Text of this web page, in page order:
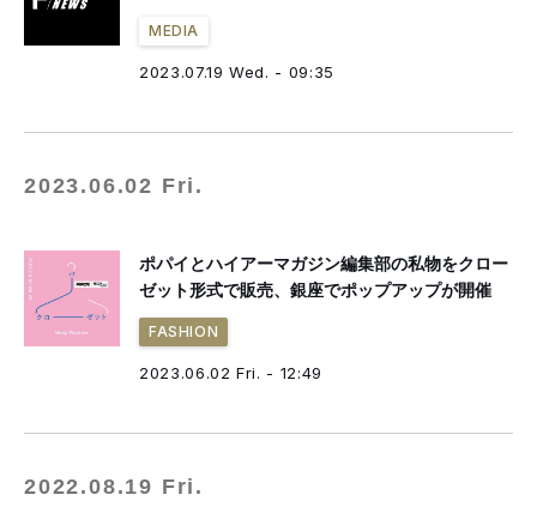
MEDIA
2023.07.19 Wed. - 09:35
2023.06.02 Fri.
ポパイとハイアーマガジン編集部の私物をクロー
ゼット形式で販売、銀座でポップアップが開催
FASHION
2023.06.02 Fri. - 12:49
2022.08.19 Fri.